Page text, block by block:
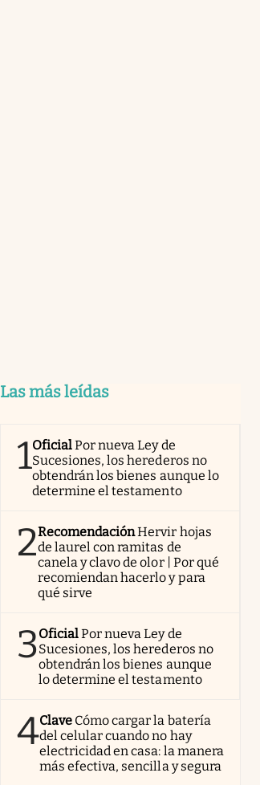
Las más leídas
1OficialPor nueva Ley de
Sucesiones, los herederos no
obtendrán los bienes aunque lo
determine el testamento
2RecomendaciónHervir hojas
de laurel con ramitas de
canela y clavo de olor | Por qué
recomiendan hacerlo y para
qué sirve
3OficialPor nueva Ley de
Sucesiones, los herederos no
obtendrán los bienes aunque
lo determine el testamento
4Clave Cómo cargar la batería
del celular cuando no hay
electricidad en casa: la manera
más efectiva, sencilla y segura